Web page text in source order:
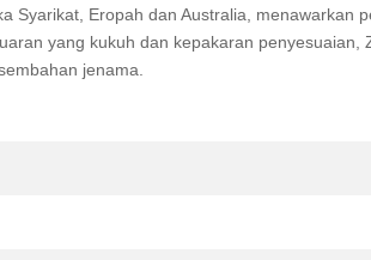
Syarikat, Eropah dan Australia, menawarkan
yang kukuh dan kepakaran penyesuaian,
jenama.